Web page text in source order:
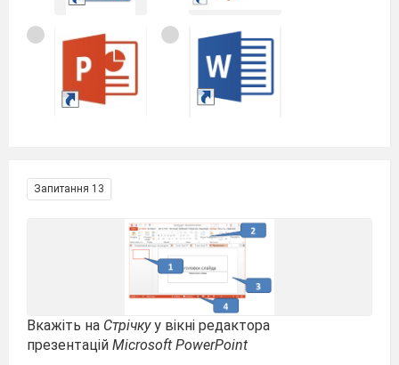
Запитання 13
Вкажіть на Стрічкуу вікні редактора
презентацій Microsoft PowerPoint